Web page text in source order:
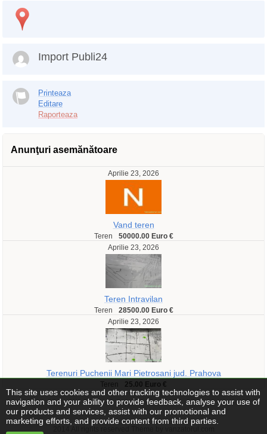
Import Publi24
Printeaza
Editare
Raporteaza
Anunţuri asemănătoare
Aprilie 23, 2026
Vand teren
Teren
50000.00 Euro €
Aprilie 23, 2026
Teren Intravilan
Teren
28500.00 Euro €
Aprilie 23, 2026
Terenuri Puchenii Mari Pietrosani jud. Prahova
Teren 25.00 Euro €
This site uses cookies and other tracking technologies to assist with
navigation and your ability to provide feedback, analyse your use of
our products and services, assist with our promotional and
marketing efforts, and provide content from third parties.